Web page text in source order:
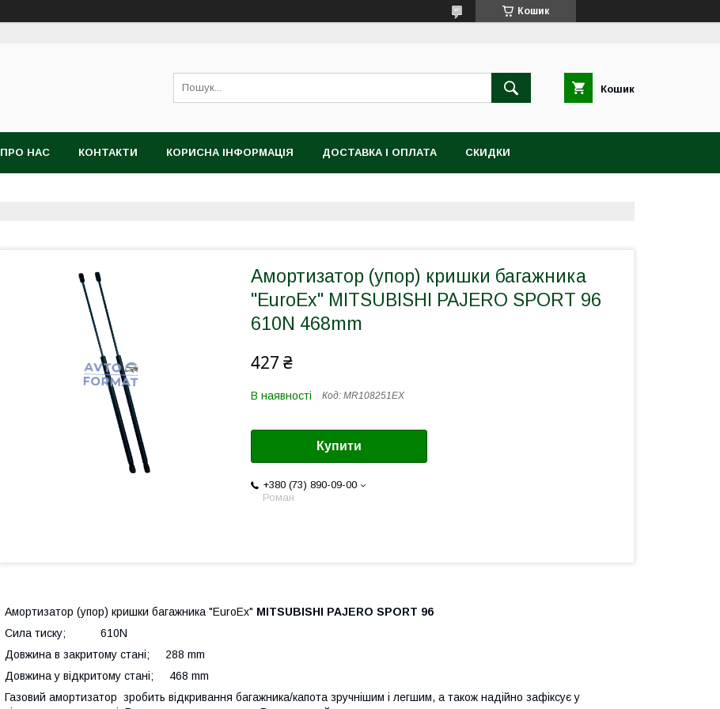
Кошик
Кошик
ПРО НАС КОНТАКТИ КОРИСНА ІНФОРМАЦІЯ ДОСТАВКА І ОПЛАТА СКИДКИ
Амортизатор (упор) кришки багажника
"EuroEx" MITSUBISHI PAJERO SPORT 96
610N 468mm
427 ₴
В наявності Код: MR108251EX
Купити
+380 (73) 890-09-00
Роман
Амортизатор (упор) кришки багажника "EuroEx" MITSUBISHI PAJERO SPORT 96
Сила тиску; 610N
Довжина в закритому стані; 288 mm
Довжина у відкритому стані; 468 mm
Газовий амортизатор зробить відкривання багажника/капота зручнішим і легшим, а також надійно зафіксує у